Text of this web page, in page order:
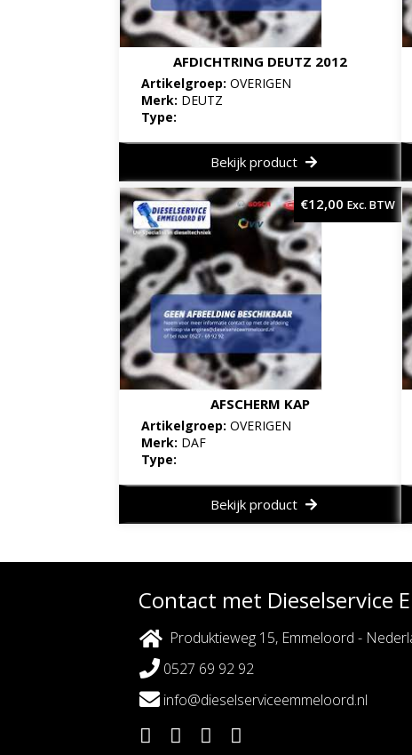
AFDICHTRING DEUTZ 2012
Artikelgroep:OVERIGEN
Merk: DEUTZ
Type:
Bekijk product
AFSCHERM KAP
Artikelgroep:OVERIGEN
Merk: DAF
Type:
€12,00 Exc. BTW
Bekijk product
Contact met Dieselservice
Produktieweg 15, Emmeloord -
0527 69 92 92
info@dieselserviceemmeloord.nl